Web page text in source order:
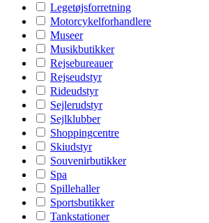
Legetøjsforretning
Motorcykelforhandlere
Museer
Musikbutikker
Rejsebureauer
Rejseudstyr
Rideudstyr
Sejlerudstyr
Sejlklubber
Shoppingcentre
Skiudstyr
Souvenirbutikker
Spa
Spillehaller
Sportsbutikker
Tankstationer